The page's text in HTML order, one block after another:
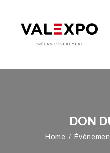
DON
Home
VALEXPO
AGENDA
ACCÈS &